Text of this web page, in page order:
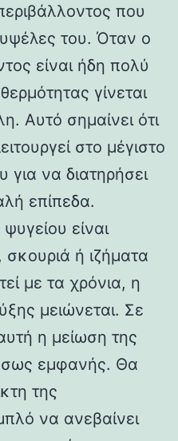
που
του. Όταν ο
είναι ήδη πολύ
γίνεται
Αυτό σημαίνει ότι
στο μέγιστο
για να διατηρήσει
επίπεδα.
είναι
ή ιζήματα
με τα χρόνια, η
μειώνεται. Σε
η μείωση της
εμφανής. Θα
της
να ανεβαίνει